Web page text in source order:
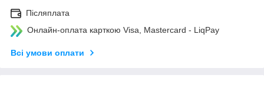
Післяплата
Онлайн-оплата карткою Visa, Mastercard - LiqPay
Всі умови оплати